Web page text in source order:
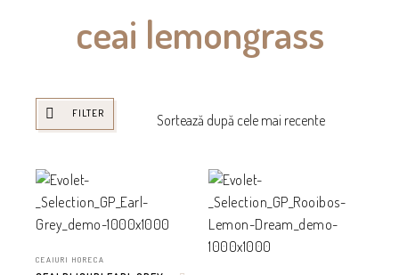
ceai lemongrass
FILTER
CEAIURI HORECA